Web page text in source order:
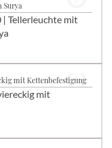
| Tellerleuchte mit
mit